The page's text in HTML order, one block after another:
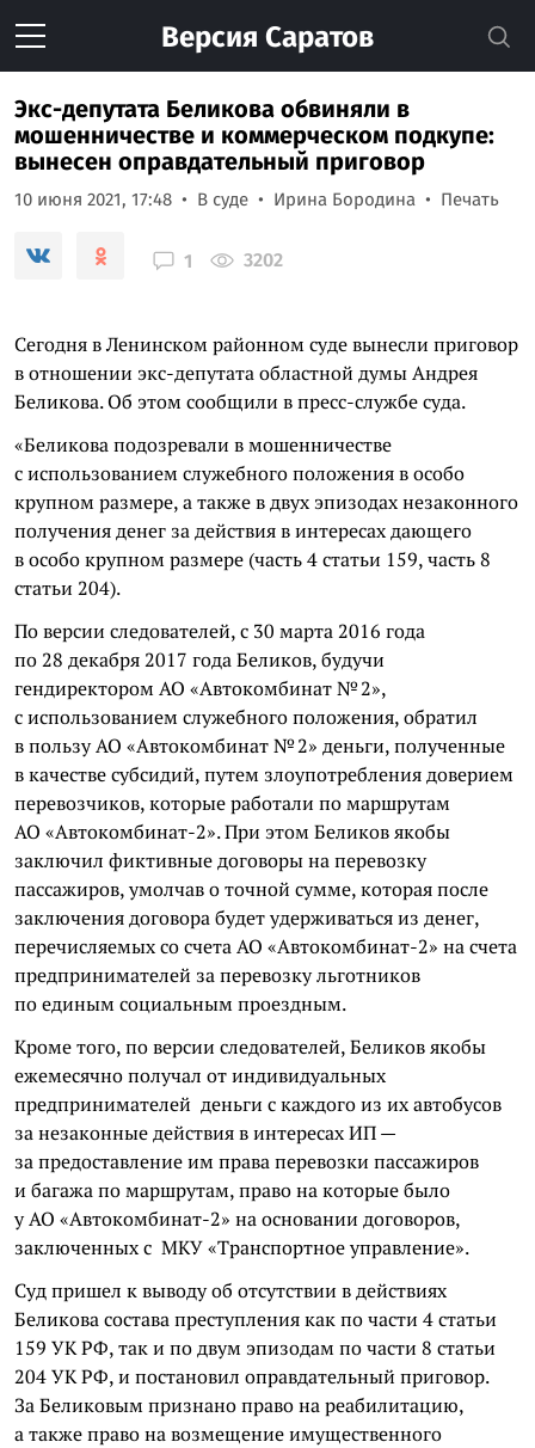
Версия Саратов
Экс-депутата Беликова обвиняли в
мошенничестве и коммерческом подкупе:
вынесен оправдательный приговор
10 июня 2021, 17:48 В суде Ирина Бородина Печать
1 3202
Сегодня в Ленинском районном суде вынесли приговор
в отношении экс-депутата областной думы Андрея
Беликова. Об этом сообщили в пресс-службе суда.
«Беликова подозревали в мошенничестве
с использованием служебного положения в особо
крупном размере, а также в двух эпизодах незаконного
получения денег за действия в интересах дающего
в особо крупном размере (часть 4 статьи 159, часть 8
статьи 204).
По версии следователей, с 30 марта 2016 года
по 28 декабря 2017 года Беликов, будучи
гендиректором АО «Автокомбинат № 2»,
с использованием служебного положения, обратил
в пользу АО «Автокомбинат № 2» деньги, полученные
в качестве субсидий, путем злоупотребления доверием
перевозчиков, которые работали по маршрутам
АО «Автокомбинат-2». При этом Беликов якобы
заключил фиктивные договоры на перевозку
пассажиров, умолчав о точной сумме, которая после
заключения договора будет удерживаться из денег,
перечисляемых со счета АО «Автокомбинат-2» на счета
предпринимателей за перевозку льготников
по единым социальным проездным.
Кроме того, по версии следователей, Беликов якобы
ежемесячно получал от индивидуальных
предпринимателей деньги с каждого из их автобусов
за незаконные действия в интересах ИП —
за предоставление им права перевозки пассажиров
и багажа по маршрутам, право на которые было
у АО «Автокомбинат-2» на основании договоров,
заключенных с МКУ «Транспортное управление».
Суд пришел к выводу об отсутствии в действиях
Беликова состава преступления как по части 4 статьи
159 УК РФ, так и по двум эпизодам по части 8 статьи
204 УК РФ, и постановил оправдательный приговор.
За Беликовым признано право на реабилитацию,
а также право на возмещение имущественного